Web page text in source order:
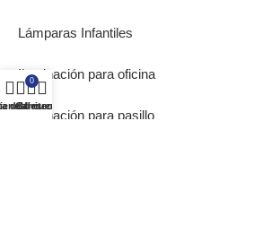
Lámparas Infantiles
Iluminación para oficina
Iluminación para pasillo
de deseos
0
Carrito
Mi cuenta